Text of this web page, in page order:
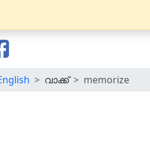
വാക്ക് memorize